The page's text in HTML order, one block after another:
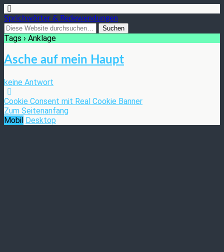
Sprichwörter & Redewendungen
Tags › Anklage
Asche auf mein Haupt
keine Antwort
Cookie Consent mit Real Cookie Banner
Zum Seitenanfang
Mobil Desktop